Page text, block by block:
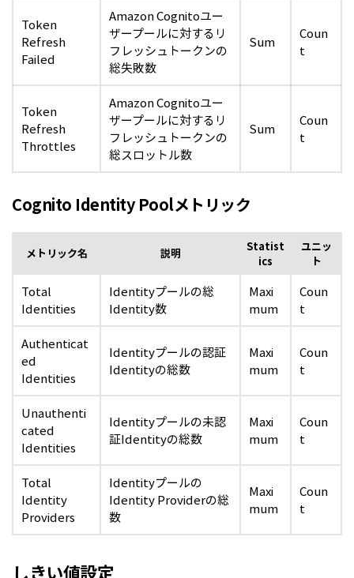
Token
Refresh
Failed
Amazon Cognitoユー
ザープールに対するリ
フレッシュトークンの
総失敗数
Sum
Coun
t
Token
Refresh
Throttles
Amazon Cognitoユー
ザープールに対するリ
フレッシュトークンの
総スロットル数
Sum
Coun
t
Cognito Identity Poolメトリック
メトリック名 説明
Statist
ics
ユニッ
ト
Total
Identities
Identityプールの総
Identity数
Maxi
mum
Coun
t
Authenticat
ed
Identities
Identityプールの認証
Identityの総数
Maxi
mum
Coun
t
Unauthenti
cated
Identities
Identityプールの未認
証Identityの総数
Maxi
mum
Coun
t
Total
Identity
Providers
Identityプールの
Identity Providerの総
数
Maxi
mum
Coun
t
しきい値設定